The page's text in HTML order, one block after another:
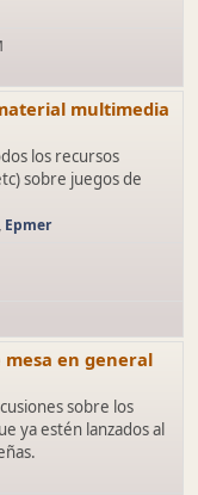
multimedia
los recursos
sobre juegos de
, Epmer
mesa en general
sobre los
ya estén lanzados al